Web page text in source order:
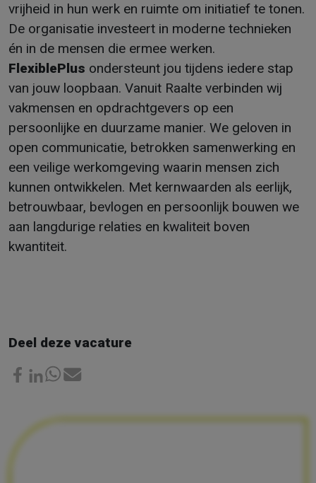
vrijheid in hun werk en ruimte om initiatief te tonen.
De organisatie investeert in moderne technieken
én in de mensen die ermee werken.
FlexiblePlus ondersteunt jou tijdens iedere stap
van jouw loopbaan. Vanuit Raalte verbinden wij
vakmensen en opdrachtgevers op een
persoonlijke en duurzame manier. We geloven in
open communicatie, betrokken samenwerking en
een veilige werkomgeving waarin mensen zich
kunnen ontwikkelen. Met kernwaarden als eerlijk,
betrouwbaar, bevlogen en persoonlijk bouwen we
aan langdurige relaties en kwaliteit boven
kwantiteit.
Deel deze vacature